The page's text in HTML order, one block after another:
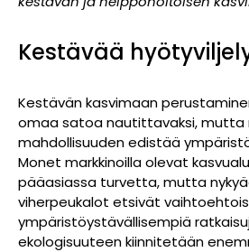
Kestävää
Kestävän kasvimaan
omaa satoa nautittavaksi, mutta
mahdollisuuden edistää
Monet markkinoilla olevat
pääasiassa turvetta, mutta
viherpeukalot etsivät
ympäristöystävällisempiä
ekologisuuteen kiinnitetään